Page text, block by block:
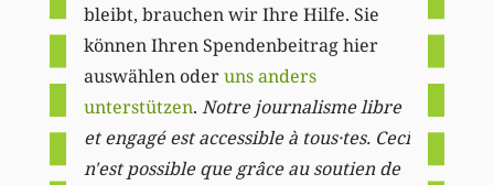
bleibt, brauchen wir Ihre Hilfe. Sie
können Ihren Spendenbeitrag hier
auswählen oderuns anders
unterstützen. Notre journalisme libre
et engagé est accessible à tous·tes. Ceci
n'est possible que grâce au soutien de